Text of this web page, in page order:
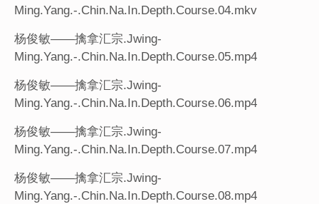
Ming.Yang.-.Chin.Na.In.Depth.Course.04.mkv
杨俊敏——擒拿汇宗.Jwing-
Ming.Yang.-.Chin.Na.In.Depth.Course.05.mp4
杨俊敏——擒拿汇宗.Jwing-
Ming.Yang.-.Chin.Na.In.Depth.Course.06.mp4
杨俊敏——擒拿汇宗.Jwing-
Ming.Yang.-.Chin.Na.In.Depth.Course.07.mp4
杨俊敏——擒拿汇宗.Jwing-
Ming.Yang.-.Chin.Na.In.Depth.Course.08.mp4